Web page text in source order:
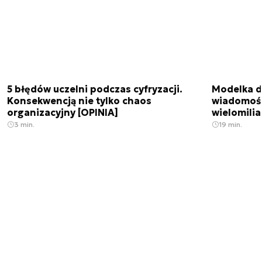
5 błędów uczelni podczas cyfryzacji.
Konsekwencją nie tylko chaos
organizacyjny [OPINIA]
3 min.
Modelka
19 min.